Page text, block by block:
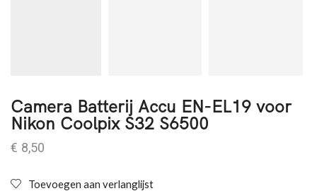
Camera Batterij Accu EN-EL19 voor
Nikon Coolpix S32 S6500
€ 8,50
Toevoegen aan verlanglijst